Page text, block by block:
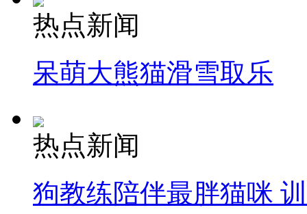
热点新闻
呆萌大熊猫滑雪取乐
热点新闻
狗教练陪伴最胖猫咪